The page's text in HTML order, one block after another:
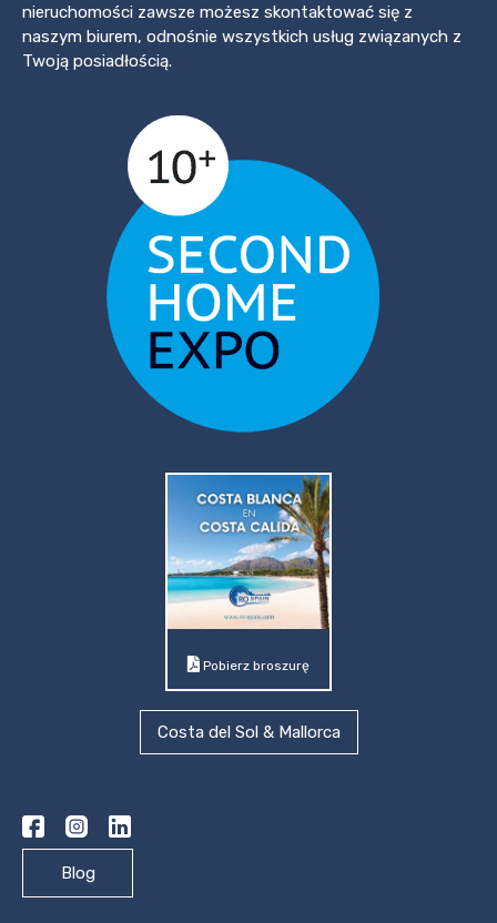
nieruchomości zawsze możesz skontaktować się z
naszym biurem, odnośnie wszystkich usług związanych z
Twoją posiadłością.
Pobierz broszurę
Costa del Sol & Mallorca
Blog